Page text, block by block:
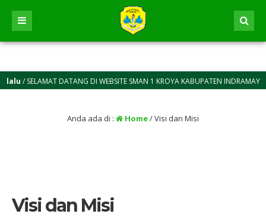
/ SELAMAT DATANG DI WEBSITE SMAN 1 KROYA KABUPATEN INDRAMAYU
Anda ada di : Home/Visi dan Misi
Visi dan Misi